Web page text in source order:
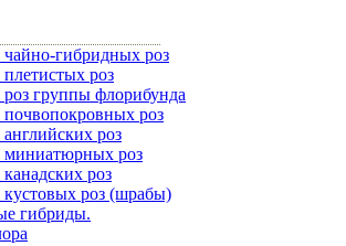
гибридных роз
роз
группы флорибунда
роз
роз
роз
роз
роз (шрабы)
гибриды.